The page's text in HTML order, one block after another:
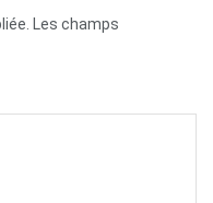
Les champs